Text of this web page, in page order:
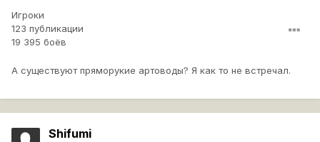
Игроки
123 публикации
19 395 боёв
А существуют пряморукие артоводы? Я как то не встречал.
Shifumi